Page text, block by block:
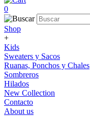
0
Shop
+
Kids
Sweaters y Sacos
Ruanas, Ponchos y Chales
Sombreros
Hilados
New Collection
Contacto
About us